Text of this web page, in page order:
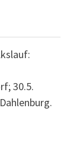
30.5.